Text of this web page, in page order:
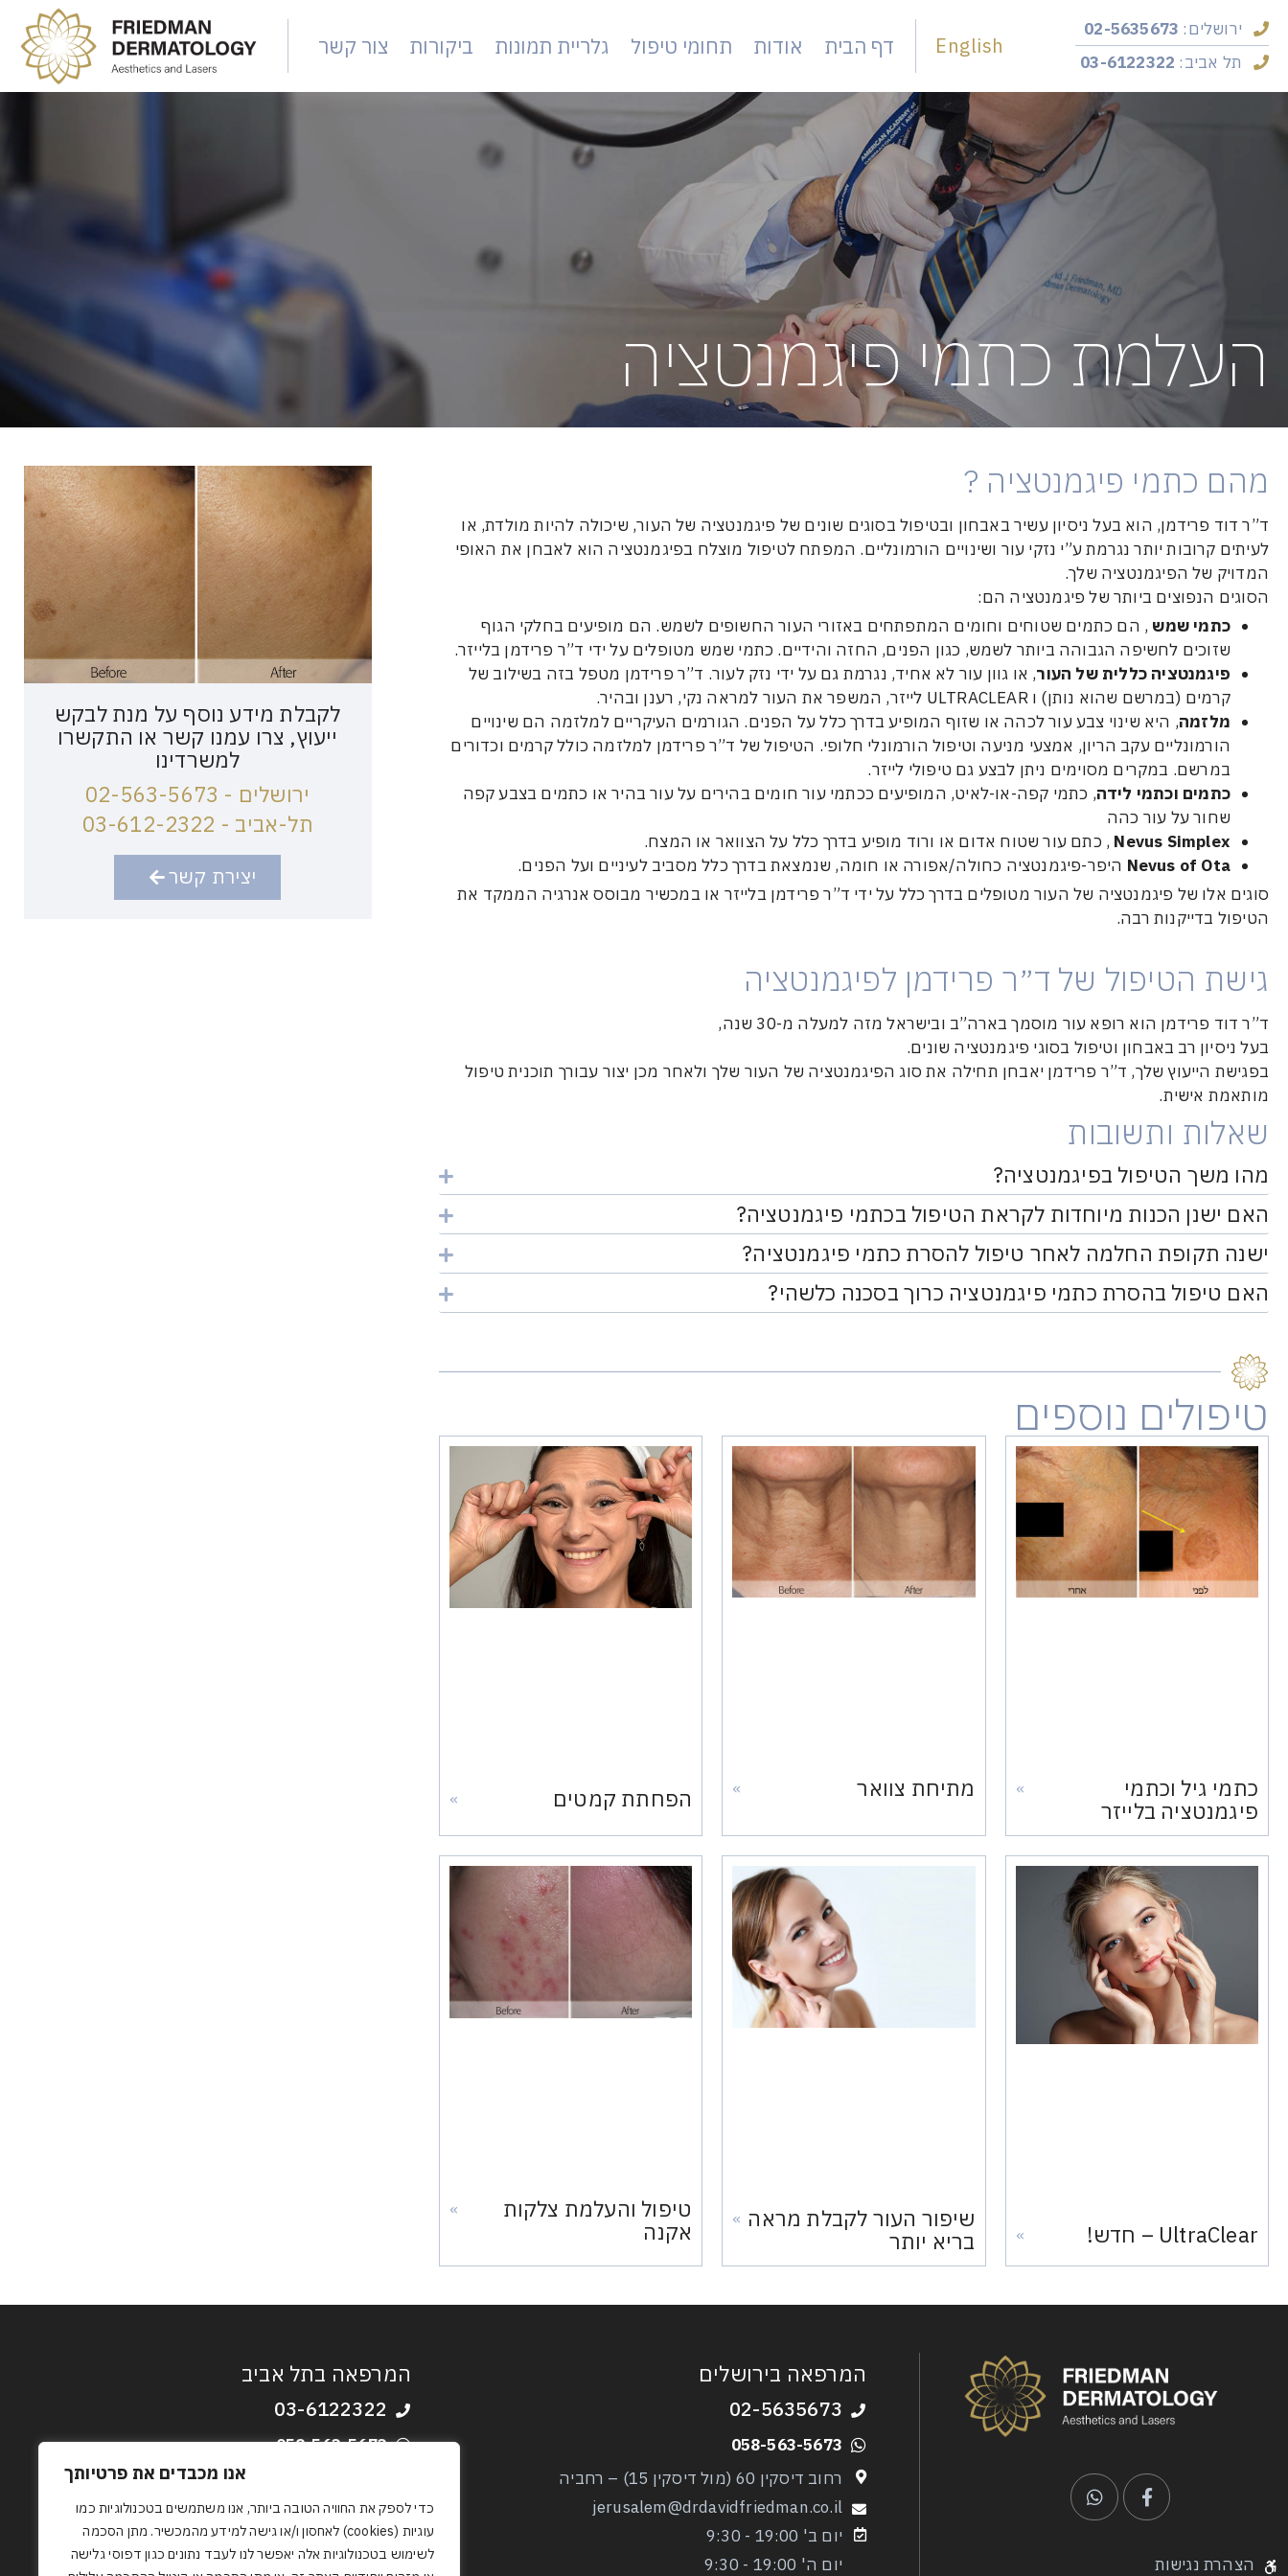
אנו מכבדים את פרטיותך
כדי לספק את החוויה הטובה ביותר, אנו משתמשים בטכנולוגיות כמו
עוגיות (cookies) לאחסון ו/או גישה למידע מהמכשיר. מתן הסכמה
לשימוש בטכנולוגיות אלה יאפשר לנו לעבד נתונים כגון דפוסי גלישה
ירושלים: 02-5635673
תל אביב: 03-6122322
English דף הבית אודות תחומי טיפול גלריית תמונות ביקורות צור קשר
העלמת כתמי פיגמנטציה
מהם כתמי פיגמנטציה ?
ד”ר דוד פרידמן, הוא בעל ניסיון עשיר באבחון ובטיפול בסוגים שונים של פיגמנטציה של העור, שיכולה להיות מולדת, או
לעיתים קרובות יותר נגרמת ע”י נזקי עור ושינויים הורמונליים. המפתח לטיפול מוצלח בפיגמנטציה הוא לאבחן את האופי
המדויק של הפיגמנטציה שלך.
הסוגים הנפוצים ביותר של פיגמנטציה הם:
כתמי שמש , הם כתמים שטוחים וחומים המתפתחים באזורי העור החשופים לשמש. הם מופיעים בחלקי הגוף
שזוכים לחשיפה הגבוהה ביותר לשמש, כגון הפנים, החזה והידיים. כתמי שמש מטופלים על ידי ד”ר פרידמן בלייזר.
פיגמנטציה כללית של העור, או גוון עור לא אחיד, נגרמת גם על ידי נזק לעור. ד”ר פרידמן מטפל בזה בשילוב של
קרמים (במרשם שהוא נותן) ו ULTRACLEAR לייזר, המשפר את העור למראה נקי, רענן ובהיר.
מלזמה, היא שינוי צבע עור לכהה או שזוף המופיע בדרך כלל על הפנים. הגורמים העיקריים למלזמה הם שינויים
הורמונליים עקב הריון, אמצעי מניעה וטיפול הורמונלי חלופי. הטיפול של ד”ר פרידמן למלזמה כולל קרמים וכדורים
במרשם. במקרים מסוימים ניתן לבצע גם טיפולי לייזר.
כתמים וכתמי לידה, כתמי קפה-או-לאיט, המופיעים ככתמי עור חומים בהירים על עור בהיר או כתמים בצבע קפה
שחור על עור כהה
Nevus Simplex , כתם עור שטוח אדום או ורוד מופיע בדרך כלל על הצוואר או המצח.
Nevus of Ota היפר-פיגמנטציה כחולה/אפורה או חומה, שנמצאת בדרך כלל מסביב לעיניים ועל הפנים.
סוגים אלו של פיגמנטציה של העור מטופלים בדרך כלל על ידי ד”ר פרידמן בלייזר או במכשיר מבוסס אנרגיה הממקד את
הטיפול בדייקנות רבה.
גישת הטיפול של ד״ר פרידמן לפיגמנטציה
ד”ר דוד פרידמן הוא רופא עור מוסמך בארה”ב ובישראל מזה למעלה מ-30 שנה,
בעל ניסיון רב באבחון וטיפול בסוגי פיגמנטציה שונים.
בפגישת הייעוץ שלך, ד”ר פרידמן יאבחן תחילה את סוג הפיגמנטציה של העור שלך ולאחר מכן יצור עבורך תוכנית טיפול
מותאמת אישית.
שאלות ותשובות
מהו משך הטיפול בפיגמנטציה?
האם ישנן הכנות מיוחדות לקראת הטיפול בכתמי פיגמנטציה?
ישנה תקופת החלמה לאחר טיפול להסרת כתמי פיגמנטציה?
האם טיפול בהסרת כתמי פיגמנטציה כרוך בסכנה כלשהי?
טיפולים נוספים
כתמי גיל וכתמי
פיגמנטציה בלייזר
» מתיחת צוואר » הפחתת קמטים »
UltraClear – חדש! »
שיפור העור לקבלת מראה
בריא יותר
»
טיפול והעלמת צלקות
אקנה
»
לקבלת מידע נוסף על מנת לבקש
ייעוץ, צרו עמנו קשר או התקשרו
למשרדינו
ירושלים - 02-563-5673
תל-אביב - 03-612-2322
יצירת קשר
הצהרת נגישות
המרפאה בירושלים
02-5635673
058-563-5673
רחוב דיסקין 60 (מול דיסקין 15) – רחביה
jerusalem@drdavidfriedman.co.il
יום ב' 19:00 - 9:30
יום ה' 19:00 - 9:30
המרפאה בתל אביב
03-6122322
058-563-5673
tel-aviv@drdavidfriedman.co.il
יום א' 19:30 - 10:30
יום ד' 19:30 - 10:30